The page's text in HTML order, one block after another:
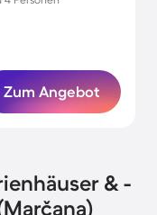
Zum Angebot
& -